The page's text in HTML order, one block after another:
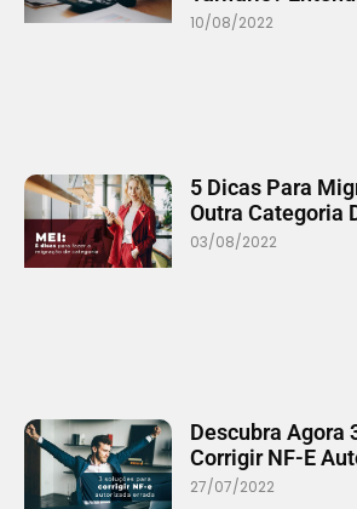
10/08/2022
5 Dicas Para
Outra Categoria
03/08/2022
Descubra Agora
Corrigir NF-E
27/07/2022